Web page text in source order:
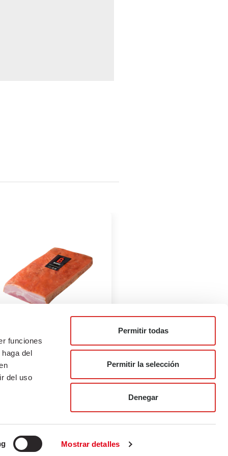
funciones
del
del uso
Mostrar detalles
Permitir todas
Permitir la selección
Denegar
MOLDE
marketing